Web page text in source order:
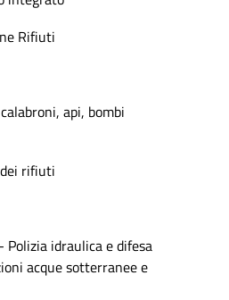
Rifiuti
api, bombi
rifiuti
idraulica e difesa
acque sotterranee e